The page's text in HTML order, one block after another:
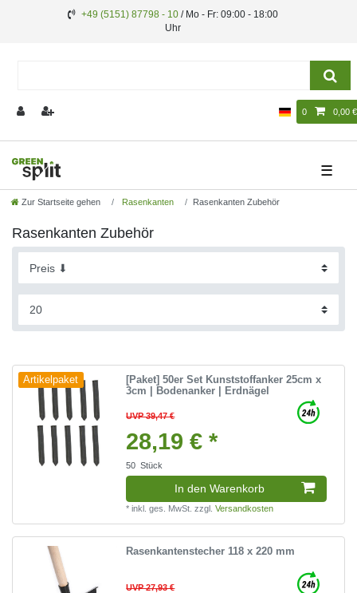
+49 (5151) 87798 - 10/ Mo - Fr: 09:00 - 18:00
Uhr
0 0,00 €
☰
Zur Startseite gehen Rasenkanten Rasenkanten Zubehör
Rasenkanten Zubehör
Artikelpaket
[Paket] 50er Set Kunststoffanker 25cm x
3cm | Bodenanker | Erdnägel
UVP 39,47 €
28,19 € *
50 Stück
In den Warenkorb
*inkl. ges. MwSt. zzgl.Versandkosten
Rasenkantenstecher 118 x 220 mm
UVP 27,93 €